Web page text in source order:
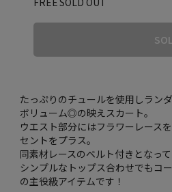
たっぷりのチュールを使用しラン
ボリューム◎の映えスカート。
ウエスト部分にはフラワーレース
セントをプラス。
同素材レースのベルト付きとなっ
シンプルなトップス合わせでもコ
の主役級アイテムです！